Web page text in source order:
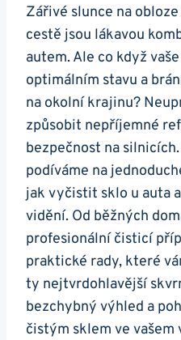
Zářivé slunce na​
cestě jsou lákavou
autem. Ale co když‌
⁣optimálním ​stavu a
na‌ okolní krajinu?
způsobit nepříjemné
bezpečnost na
podíváme na
jak vyčistit sklo u⁤ auta
vidění. Od běžných
profesionální čisticí
praktické rady, které
⁣ty nejtvrdohlavější
bezchybný výhled a
čistým sklem ve vašem‌